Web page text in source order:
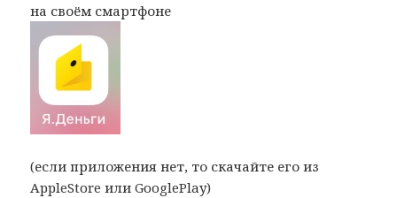
на своём смартфоне
(если приложения нет, то скачайте его из
AppleStore или GooglePlay)